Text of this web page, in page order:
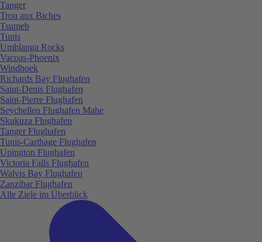
Tanger
Trou aux Biches
Tsumeb
Tunis
Umhlanga Rocks
Vacoas-Phoenix
Windhoek
Richards Bay Flughafen
Saint-Denis Flughafen
Saint-Pierre Flughafen
Seychellen Flughafen Mahe
Skukuza Flughafen
Tanger Flughafen
Tunis-Carthage Flughafen
Upington Flughafen
Victoria Falls Flughafen
Walvis Bay Flughafen
Zanzibar Flughafen
Alle Ziele im Überblick